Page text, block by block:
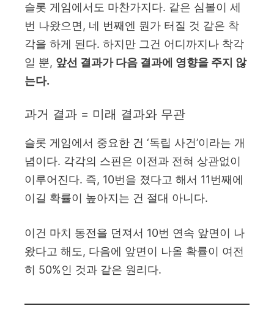
슬롯 게임에서도 마찬가지다. 같은 심볼이 세
번 나왔으면, 네 번째엔 뭔가 터질 것 같은 착
각을 하게 된다. 하지만 그건 어디까지나 착각
일 뿐, 앞선 결과가 다음 결과에 영향을 주지 않
는다.
과거 결과 = 미래 결과와 무관
슬롯 게임에서 중요한 건 ‘독립 사건’이라는 개
념이다. 각각의 스핀은 이전과 전혀 상관없이
이루어진다. 즉, 10번을 졌다고 해서 11번째에
이길 확률이 높아지는 건 절대 아니다.
이건 마치 동전을 던져서 10번 연속 앞면이 나
왔다고 해도, 다음에 앞면이 나올 확률이 여전
히 50%인 것과 같은 원리다.